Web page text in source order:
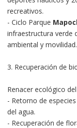
recreativos.
- Ciclo Parque
infraestructura verde
ambiental y movilidad.
3. Recuperación de
Renacer ecológico
- Retorno de
del agua.
- Recuperación de